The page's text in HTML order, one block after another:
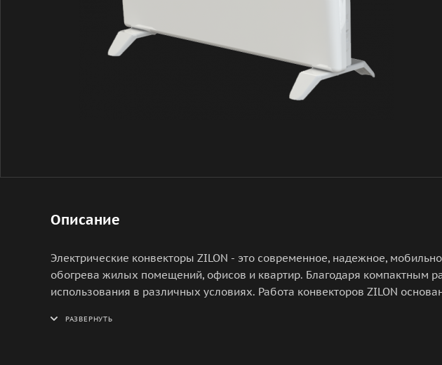
Описание
Электрические конвекторы ZILON - это современное, надежное,
обогрева жилых помещений, офисов и квартир. Благодаря компактным
использования в различных условиях. Работа конвекторов ZILON
нагревательный элемент, уже нагретый воздух выходит через жалюзи,